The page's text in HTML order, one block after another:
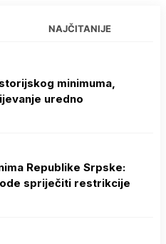
NAJČITANIJE
minimuma,
uredno
Republike Srpske:
spriječiti restrikcije